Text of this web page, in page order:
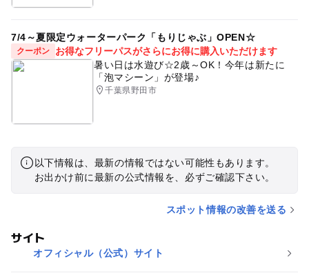
7/4～夏限定ウォーターパーク「もりじゃぶ」OPEN☆
クーポン
お得なフリーパスがさらにお得に購入いただけます
暑い日は水遊び☆2歳～OK！今年は新たに
「泡マシーン」が登場♪
千葉県野田市
以下情報は、最新の情報ではない可能性もあります。
お出かけ前に最新の公式情報を、必ずご確認下さい。
スポット情報の改善を送る
サイト
オフィシャル（公式）サイト